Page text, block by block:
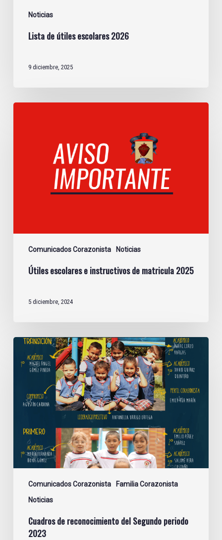
Noticias
Lista de útiles escolares 2026
9 diciembre, 2025
Comunicados Corazonista Noticias
Útiles escolares e instructivos de matricula 2025
5 diciembre, 2024
Comunicados Corazonista
Familia Corazonista
Noticias
Cuadros
reconocimiento
periodo
Cuadros de reconocimiento del Segundo periodo
2023